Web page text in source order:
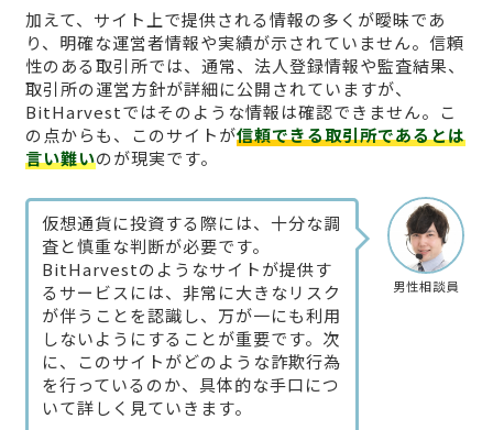
加えて、サイト上で提供される情報の多くが曖昧であ
り、明確な運営者情報や実績が示されていません。信頼
性のある取引所では、通常、法人登録情報や監査結果、
取引所の運営方針が詳細に公開されていますが、
BitHarvestではそのような情報は確認できません。こ
の点からも、このサイトが信頼できる取引所であるとは
言い難いのが現実です。
男性相談員
仮想通貨に投資する際には、十分な調
査と慎重な判断が必要です。
BitHarvestのようなサイトが提供す
るサービスには、非常に大きなリスク
が伴うことを認識し、万が一にも利用
しないようにすることが重要です。次
に、このサイトがどのような詐欺行為
を行っているのか、具体的な手口につ
いて詳しく見ていきます。